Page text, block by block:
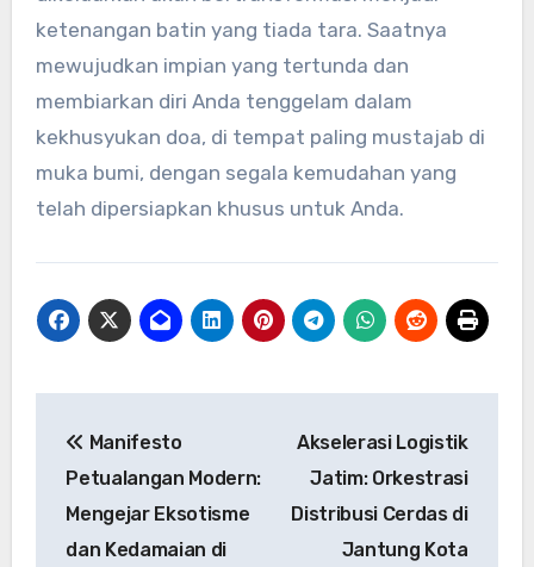
ketenangan batin yang tiada tara. Saatnya
mewujudkan impian yang tertunda dan
membiarkan diri Anda tenggelam dalam
kekhusyukan doa, di tempat paling mustajab di
muka bumi, dengan segala kemudahan yang
telah dipersiapkan khusus untuk Anda.
navigation
Manifesto
Petualangan Modern:
Mengejar Eksotisme
dan Kedamaian di
Akselerasi Logistik
Jatim: Orkestrasi
Distribusi Cerdas di
Jantung Kota